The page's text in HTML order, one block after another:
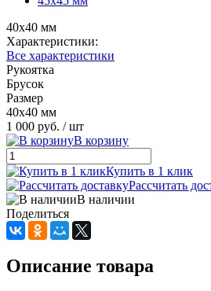
40х40 мм
Характеристики:
Все характеристики
Рукоятка
Брусок
Размер
40х40 мм
1 000 руб. / шт
В корзину
Купить в 1 клик
Рассчитать
В наличии
Поделиться
Описание товара